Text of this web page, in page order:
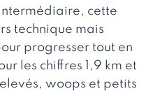
cette
technique mais
progresser tout en
les chiffres 1,9 km et
woops et petits